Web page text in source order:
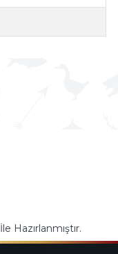
İle Hazırlanmıştır.